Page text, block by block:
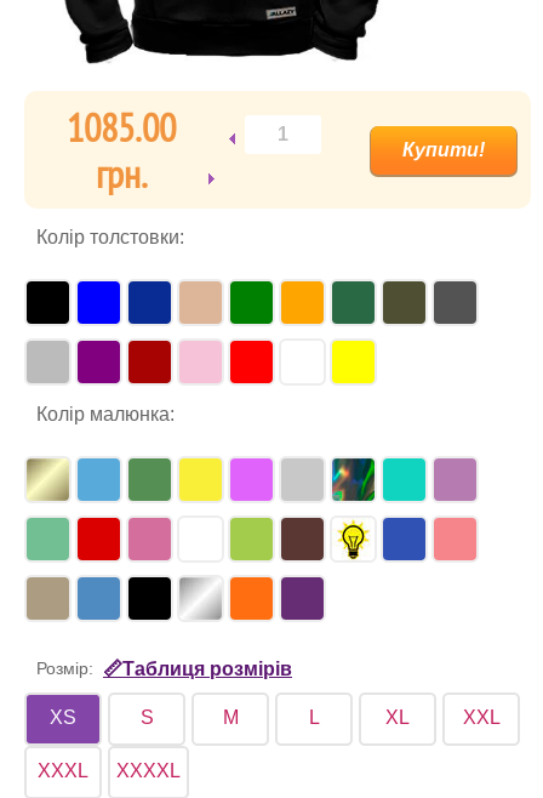
1085.00
гpн.
Колір толстовки:
Колір малюнка:
Розмір: 📏Таблиця розмірів
XS S M L XL XXL
XXXL XXXXL